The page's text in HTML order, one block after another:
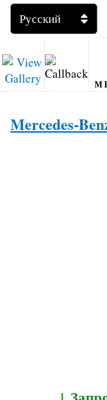
Mercedes-